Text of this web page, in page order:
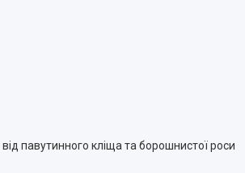
павутинного кліща та борошнистої роси